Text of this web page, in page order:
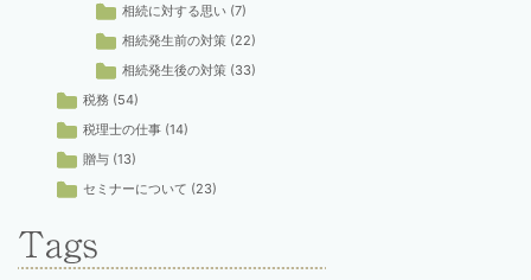
相続に対する思い (7)
相続発生前の対策 (22)
相続発生後の対策 (33)
税務 (54)
税理士の仕事 (14)
贈与 (13)
セミナーについて (23)